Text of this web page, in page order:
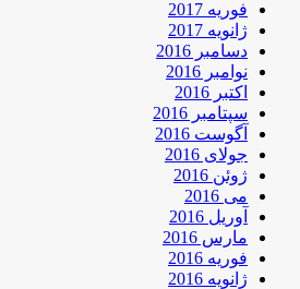
فوریه 2017
ژانویه 2017
دسامبر 2016
نوامبر 2016
اکتبر 2016
سپتامبر 2016
آگوست 2016
جولای 2016
ژوئن 2016
می 2016
آوریل 2016
مارس 2016
فوریه 2016
ژانویه 2016